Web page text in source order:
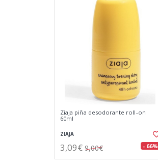
Ziaja piña desodorante roll-on
60ml
ZIAJA
3,09€ 9,00€ - 66%